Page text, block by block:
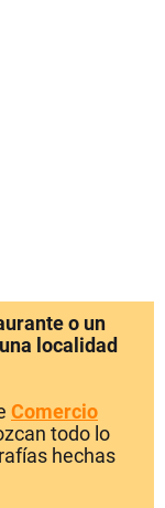
o un
localidad
Comercio
todo lo
hechas